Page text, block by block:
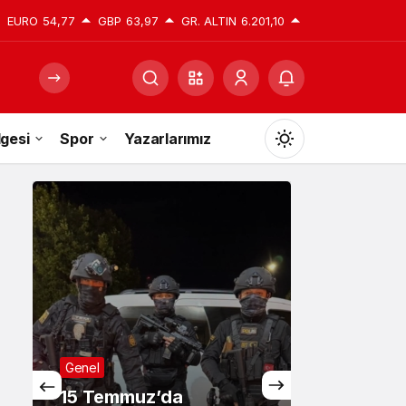
EURO 54,77 GBP 63,97 GR. ALTIN 6.201,10
Spor Yazarlarımız
Mod
değiştir
Gündüz Modu
Gündüz modunu seçin.
Gece Modu
Gece modunu seçin.